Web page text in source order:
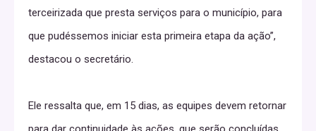
terceirizada que presta serviços para o município, para
que pudéssemos iniciar esta primeira etapa da ação”,
destacou o secretário.
Ele ressalta que, em 15 dias, as equipes devem retornar